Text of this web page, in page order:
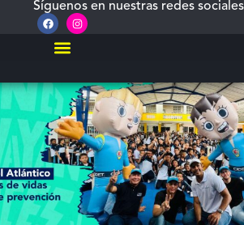
Síguenos en nuestras redes sociales